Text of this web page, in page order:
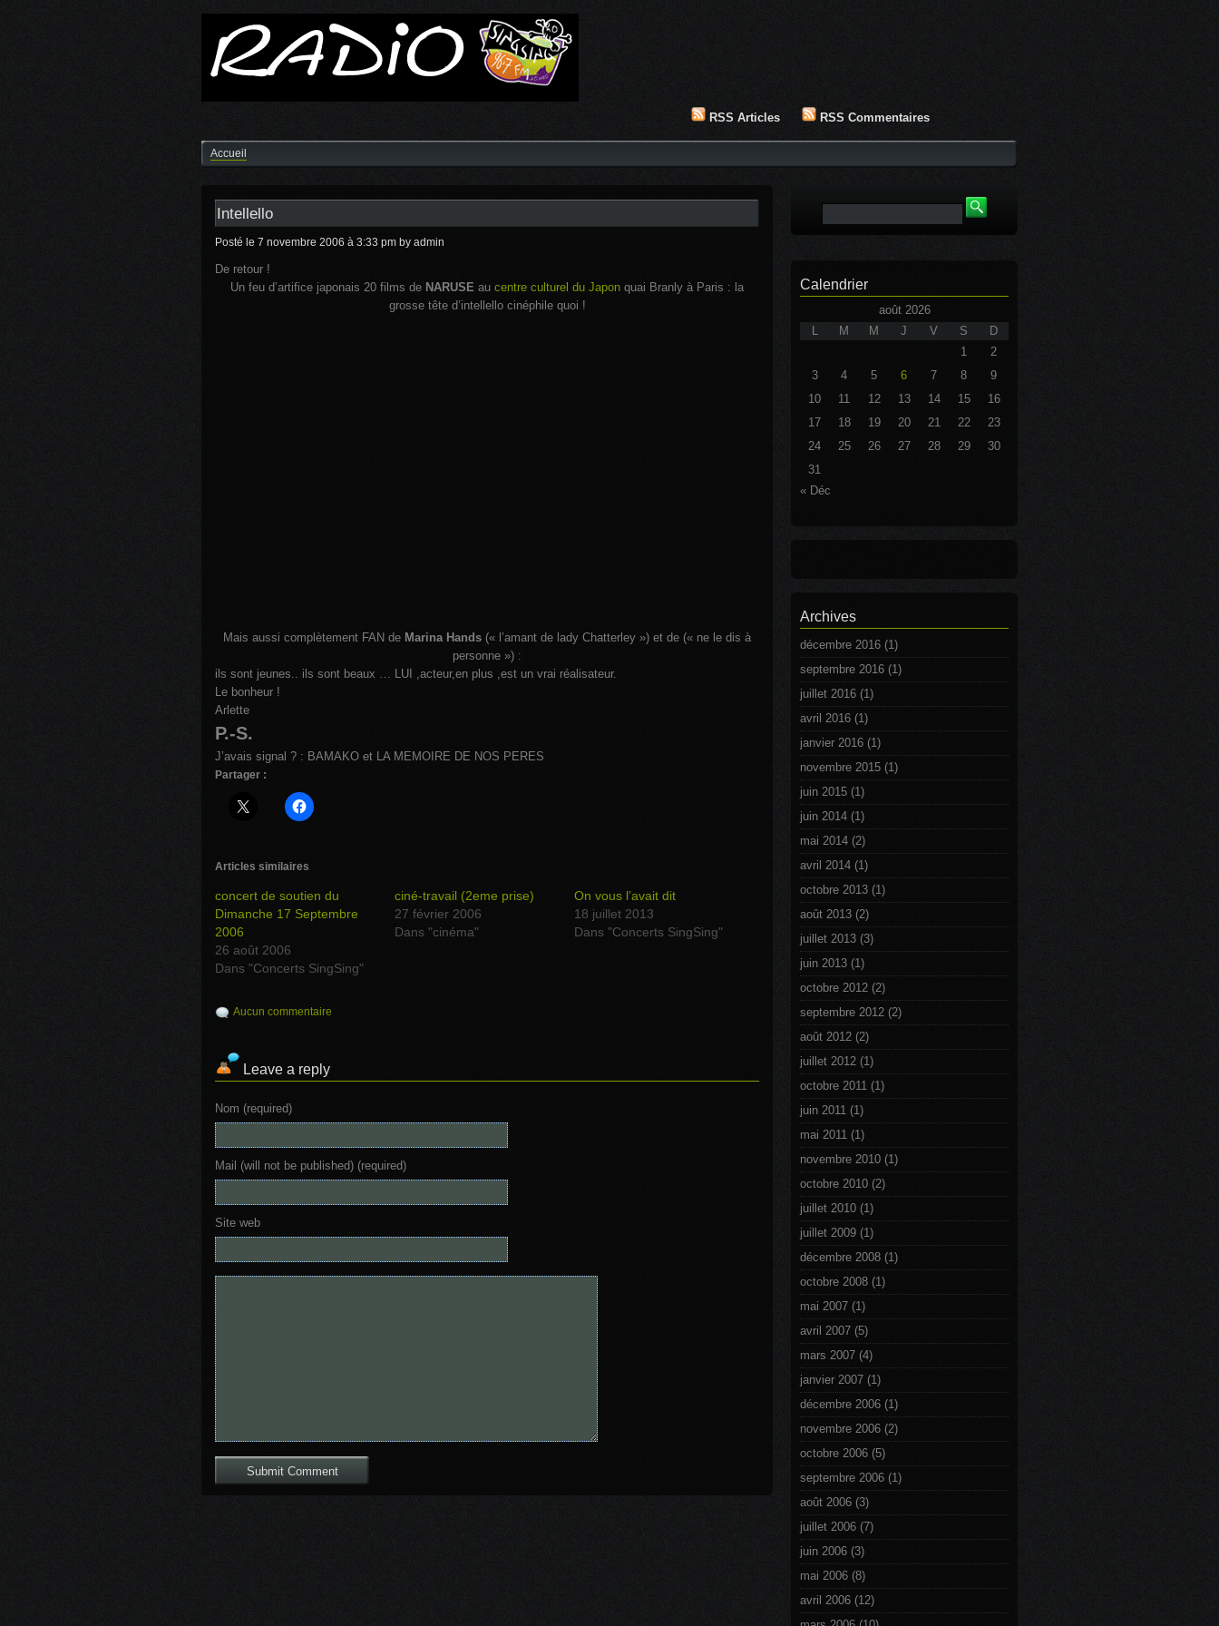
RSS Articles RSS Commentaires
Accueil
Intellello
Posté le 7 novembre 2006 à 3:33 pm by admin
De retour !
Un feu d’artifice japonais 20 films de NARUSE au centre culturel du Japon quai Branly à Paris : la
grosse tête d’intellello cinéphile quoi !
Mais aussi complètement FAN de Marina Hands (« l’amant de lady Chatterley ») et de (« ne le dis à
personne ») :
ils sont jeunes.. ils sont beaux … LUI ,acteur,en plus ,est un vrai réalisateur.
Le bonheur !
Arlette
P.-S.
J’avais signal ? : BAMAKO et LA MEMOIRE DE NOS PERES
Partager :
Articles similaires
concert de soutien du
Dimanche 17 Septembre
2006
26 août 2006
Dans "Concerts SingSing"
ciné-travail (2eme prise)
27 février 2006
Dans "cinéma"
On vous l’avait dit
18 juillet 2013
Dans "Concerts SingSing"
Aucun commentaire
Leave a reply
Nom (required)
Mail (will not be published) (required)
Site web
Calendrier
août 2026
L
M M J V S
D
1
2
3
4 5 6 7 8
9
10
11 12 13 14 15
16
17
18 19 20 21 22
23
24
25 26 27 28 29
30
31
« Déc
Archives
décembre 2016 (1)
septembre 2016 (1)
juillet 2016 (1)
avril 2016 (1)
janvier 2016 (1)
novembre 2015 (1)
juin 2015 (1)
juin 2014 (1)
mai 2014 (2)
avril 2014 (1)
octobre 2013 (1)
août 2013 (2)
juillet 2013 (3)
juin 2013 (1)
octobre 2012 (2)
septembre 2012 (2)
août 2012 (2)
juillet 2012 (1)
octobre 2011 (1)
juin 2011 (1)
mai 2011 (1)
novembre 2010 (1)
octobre 2010 (2)
juillet 2010 (1)
juillet 2009 (1)
décembre 2008 (1)
octobre 2008 (1)
mai 2007 (1)
avril 2007 (5)
mars 2007 (4)
janvier 2007 (1)
décembre 2006 (1)
novembre 2006 (2)
octobre 2006 (5)
septembre 2006 (1)
août 2006 (3)
juillet 2006 (7)
juin 2006 (3)
mai 2006 (8)
avril 2006 (12)